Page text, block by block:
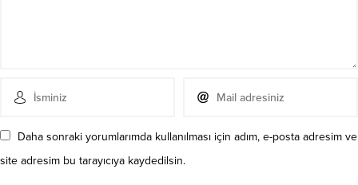
Daha sonraki yorumlarımda kullanılması için adım, e-posta adresim ve
site adresim bu tarayıcıya kaydedilsin.